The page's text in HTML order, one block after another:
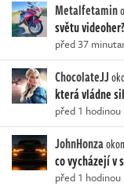
Metalfetamin
světu videoher?
před 37
ChocolateJJ
která vládne
před 1 hodinou
JohnHonza
co vycházejí v
před 1 hodinou